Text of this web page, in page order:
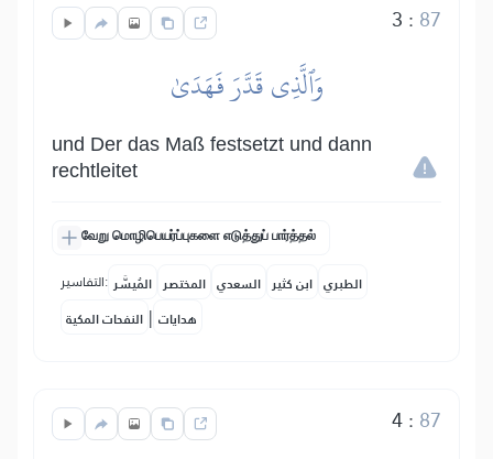
3 : 87
وَٱلَّذِي قَدَّرَ فَهَدَىٰ
und Der das Maß festsetzt und dann
rechtleitet
வேறு மொழிபெயர்ப்புகளை எடுத்துப் பார்த்தல்
التفاسير: المُيسَّر المختصر السعدي ابن كثير الطبري
النفحات المكية | هدايات
4: 87